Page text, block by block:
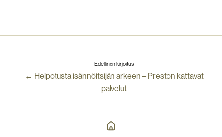
Edellinen kirjoitus
← Helpotusta isännöitsijän arkeen – Preston kattavat
palvelut